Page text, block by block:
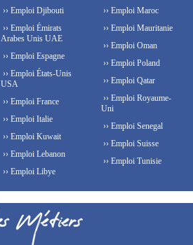
›› Emploi Djibouti
›› Emploi Émirats
Arabes Unis UAE
›› Emploi Espagne
›› Emploi États-Unis
USA
›› Emploi France
›› Emploi Italie
›› Emploi Kuwait
›› Emploi Lebanon
›› Emploi Libye
›› Emploi Maroc
›› Emploi Mauritanie
›› Emploi Oman
›› Emploi Poland
›› Emploi Qatar
›› Emploi Royaume-
Uni
›› Emploi Senegal
›› Emploi Suisse
›› Emploi Tunisie